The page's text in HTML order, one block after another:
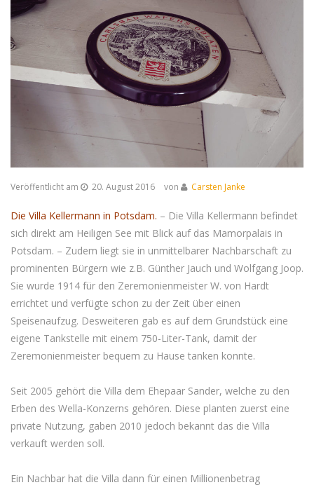
Veröffentlicht am 20. August 2016 von Carsten Janke
Die Villa Kellermann in Potsdam. – Die Villa Kellermann befindet
sich direkt am Heiligen See mit Blick auf das Mamorpalais in
Potsdam. – Zudem liegt sie in unmittelbarer Nachbarschaft zu
prominenten Bürgern wie z.B. Günther Jauch und Wolfgang Joop.
Sie wurde 1914 für den Zeremonienmeister W. von Hardt
errichtet und verfügte schon zu der Zeit über einen
Speisenaufzug. Desweiteren gab es auf dem Grundstück eine
eigene Tankstelle mit einem 750-Liter-Tank, damit der
Zeremonienmeister bequem zu Hause tanken konnte.
Seit 2005 gehört die Villa dem Ehepaar Sander, welche zu den
Erben des Wella-Konzerns gehören. Diese planten zuerst eine
private Nutzung, gaben 2010 jedoch bekannt das die Villa
verkauft werden soll.
Ein Nachbar hat die Villa dann für einen Millionenbetrag